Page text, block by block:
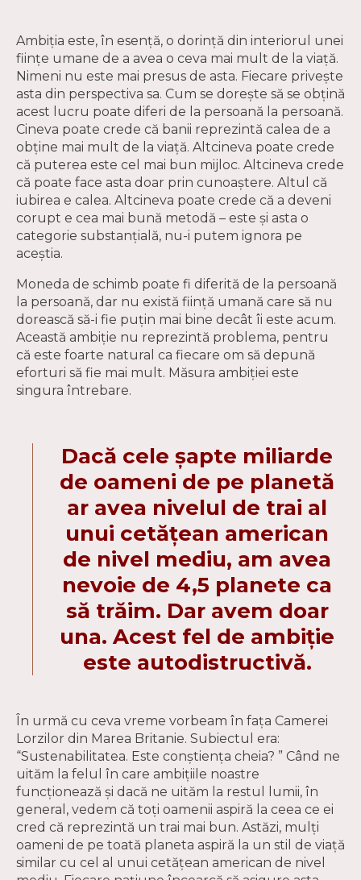
Ambiția este, în esență, o dorință din interiorul unei
ființe umane de a avea o ceva mai mult de la viață.
Nimeni nu este mai presus de asta. Fiecare privește
asta din perspectiva sa. Cum se doreşte să se obțină
acest lucru poate diferi de la persoană la persoană.
Cineva poate crede că banii reprezintă calea de a
obține mai mult de la viață. Altcineva poate crede
că puterea este cel mai bun mijloc. Altcineva crede
că poate face asta doar prin cunoaştere. Altul că
iubirea e calea. Altcineva poate crede că a deveni
corupt e cea mai bună metodă – este și asta o
categorie substanțială, nu-i putem ignora pe
aceștia.
Moneda de schimb poate fi diferită de la persoană
la persoană, dar nu există ființă umană care să nu
dorească să-i fie puțin mai bine decât îi este acum.
Această ambiție nu reprezintă problema, pentru
că este foarte natural ca fiecare om să depună
eforturi să fie mai mult. Măsura ambiției este
singura întrebare.
Dacă cele șapte miliarde
de oameni de pe planetă
ar avea nivelul de trai al
unui cetățean american
de nivel mediu, am avea
nevoie de 4,5 planete ca
să trăim. Dar avem doar
una. Acest fel de ambiție
este autodistructivă.
În urmă cu ceva vreme vorbeam în fața Camerei
Lorzilor din Marea Britanie. Subiectul era:
“Sustenabilitatea. Este conștiența cheia? ” Când ne
uităm la felul în care ambițiile noastre
funcționează și dacă ne uităm la restul lumii, în
general, vedem că toți oamenii aspiră la ceea ce ei
cred că reprezintă un trai mai bun. Astăzi, mulți
oameni de pe toată planeta aspiră la un stil de viață
similar cu cel al unui cetățean american de nivel